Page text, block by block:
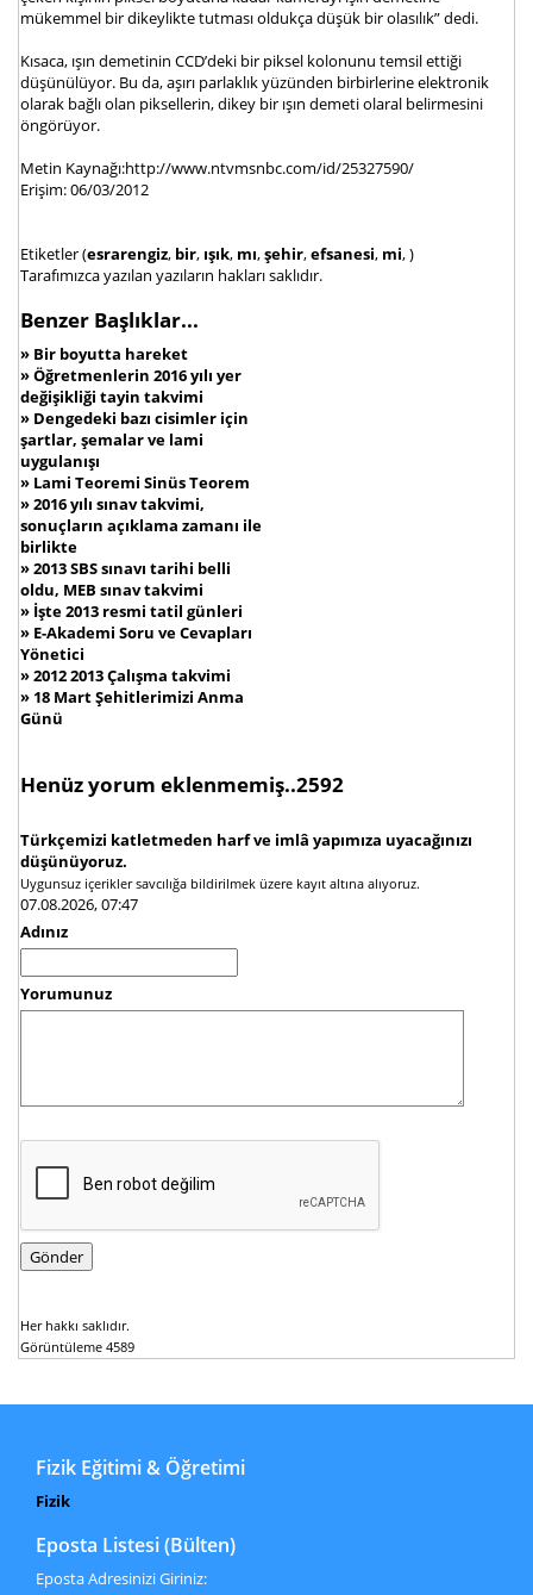
mükemmel bir dikeylikte tutması oldukça düşük bir olasılık” dedi.
Kısaca, ışın demetinin CCD’deki bir piksel kolonunu temsil ettiği
düşünülüyor. Bu da, aşırı parlaklık yüzünden birbirlerine elektronik
olarak bağlı olan piksellerin, dikey bir ışın demeti olaral belirmesini
öngörüyor.
Metin Kaynağı:http://www.ntvmsnbc.com/id/25327590/
Erişim: 06/03/2012
Etiketler (esrarengiz, bir, ışık, mı,şehir,efsanesi, mi, )
Tarafımızca yazılan yazıların hakları saklıdır.
Benzer Başlıklar...
» Bir boyutta hareket
»Öğretmenlerin 2016 yılı yer
değişikliği tayin takvimi
» Dengedeki bazı cisimler için
şartlar, şemalar ve lami
uygulanışı
» Lami Teoremi Sinüs Teorem
»2016 yılı sınav takvimi,
sonuçların açıklama zamanı ile
birlikte
»2013 SBS sınavı tarihi belli
oldu, MEB sınav takvimi
» İşte 2013 resmi tatil günleri
» E-Akademi Soru ve Cevapları
Yönetici
»2012 2013 Çalışma takvimi
» 18 Mart Şehitlerimizi Anma
Günü
Henüz yorum eklenmemiş..2592
Türkçemizi katletmeden harf ve imlâ yapımıza uyacağınızı
düşünüyoruz.
Uygunsuz içerikler savcılığa bildirilmek üzere kayıt altına alıyoruz.
07.08.2026, 07:47
Adınız
Yorumunuz
Her hakkı saklıdır.
Görüntüleme 4589
Fizik Eğitimi & Öğretimi
Fizik
Eposta Listesi (Bülten)
Eposta Adresinizi Giriniz: